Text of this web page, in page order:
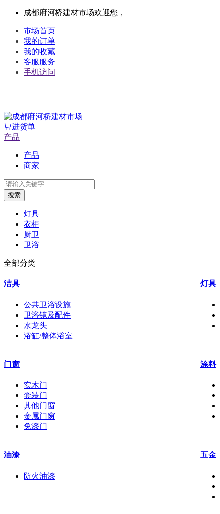
成都府河桥建材市场欢迎您，
市场首页
我的订单
我的收藏
客服服务
手机访问
进货单
产品
产品
商家
搜索
灯具
衣柜
厨卫
卫浴
全部分类
洁具
公共卫浴设施
卫浴镜及配件
水龙头
浴缸/整体浴室
灯具
门窗
实木门
套装门
其他门窗
金属门窗
免漆门
涂料
油漆
防火油漆
五金